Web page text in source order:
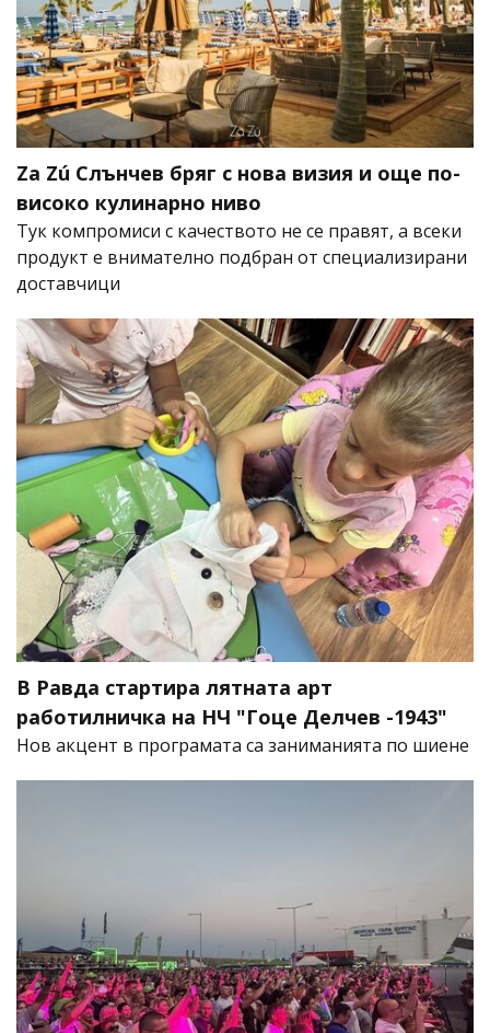
Za Zú Слънчев бряг с нова визия и още по-
високо кулинарно ниво
Тук компромиси с качеството не се правят, а всеки
продукт е внимателно подбран от специализирани
доставчици
В Равда стартира лятната арт
работилничка на НЧ "Гоце Делчев -1943"
Нов акцент в програмата са заниманията по шиене